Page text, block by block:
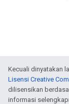
Kecuali dinyatakan
Lisensi Creative
dilisensikan
informasi